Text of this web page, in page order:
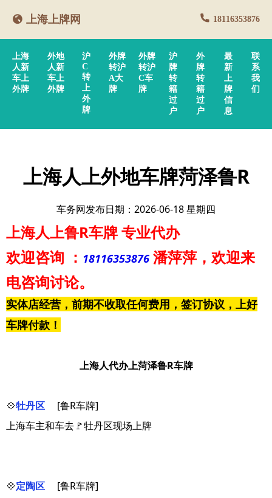
上海上牌网 18116353876
上海
人新
车上
外牌
外地
人新
车上
外牌
沪
C
转
上
外
牌
外牌
转沪
A大
牌
外牌
转沪
C车
牌
沪
牌
转
籍
过
户
外
牌
转
籍
过
户
最
新
上
牌
信
息
联
系
我
们
上海人上外地车牌菏泽鲁R
车务网发布日期：2026-06-18 星期四
上海人上鲁R车牌专业代办
欢迎咨询 ： 18116353876 潘萍萍 ，欢迎来
电咨询讨论。
实体店经营，前期不收取任何费用，签订协议，上好
车牌付款！
上海人代办上菏泽鲁R车牌
💠牡丹区
[鲁R车牌]
上海车主和车去🚩牡丹区现场上牌
💠定陶区
[鲁R车牌]